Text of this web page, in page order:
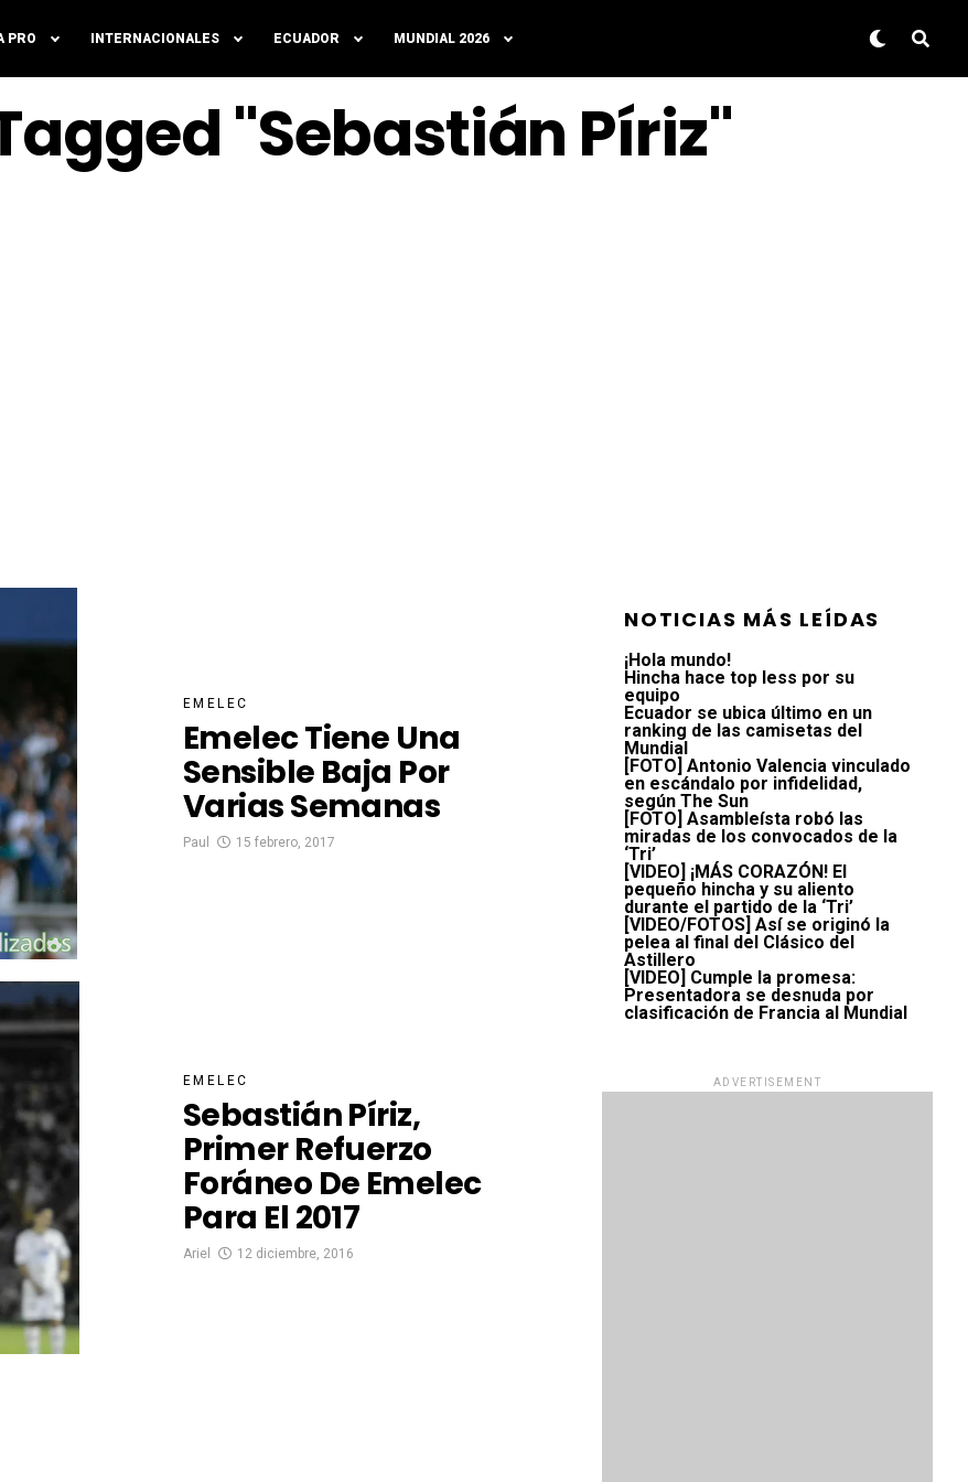
PRO INTERNACIONALES ECUADOR MUNDIAL 2026
"Sebastián Píriz"
EMELEC
Emelec Tiene Una
Sensible Baja Por
Varias Semanas
Paul 15 febrero, 2017
EMELEC
Sebastián Píriz,
Primer Refuerzo
Foráneo De Emelec
Para El 2017
Ariel 12 diciembre, 2016
NOTICIAS MÁS LEÍDAS
¡Hola mundo!
Hincha hace top less por su
equipo
Ecuador se ubica último en un
ranking de las camisetas del
Mundial
[FOTO] Antonio Valencia vinculado
en escándalo por infidelidad,
según The Sun
[FOTO] Asambleísta robó las
miradas de los convocados de la
‘Tri’
[VIDEO] ¡MÁS CORAZÓN! El
pequeño hincha y su aliento
durante el partido de la ‘Tri’
[VIDEO/FOTOS] Así se originó la
pelea al final del Clásico del
Astillero
[VIDEO] Cumple la promesa:
Presentadora se desnuda por
clasificación de Francia al Mundial
ADVERTISEMENT